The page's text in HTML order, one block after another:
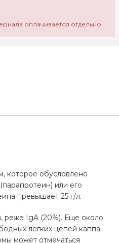
оплачивается отдельно!
которое обусловлено
или его
превышает 25 г/л.
реже IgA (20%). Еще около
легких цепей каппа
может отмечаться